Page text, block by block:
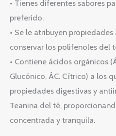
• Tienes diferentes sabores
preferido.
• Se le atribuyen
conservar los polifenoles del
• Contiene ácidos orgánicos
Glucónico, ÁC. Cítrico) a los
propiedades digestivas y
Teanina del té,
concentrada y tranquila.